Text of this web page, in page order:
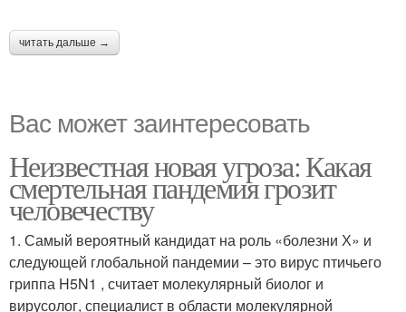
читать дальше →
Вас может заинтересовать
Неизвестная новая угроза: Какая
смертельная пандемия грозит
человечеству
1. Самый вероятный кандидат на роль «болезни Х» и
следующей глобальной пандемии – это вирус птичьего
гриппа H5N1 , считает молекулярный биолог и
вирусолог, специалист в области молекулярной